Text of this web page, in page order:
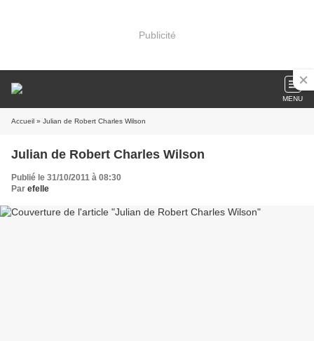
Publicité
MENU
Accueil » Julian de Robert Charles Wilson
Julian de Robert Charles Wilson
Publié le 31/10/2011 à 08:30
Par efelle